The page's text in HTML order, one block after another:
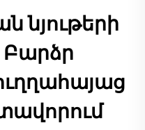
նյութերի
Բարձր